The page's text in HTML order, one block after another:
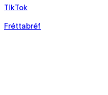
TikTok
Fréttabréf